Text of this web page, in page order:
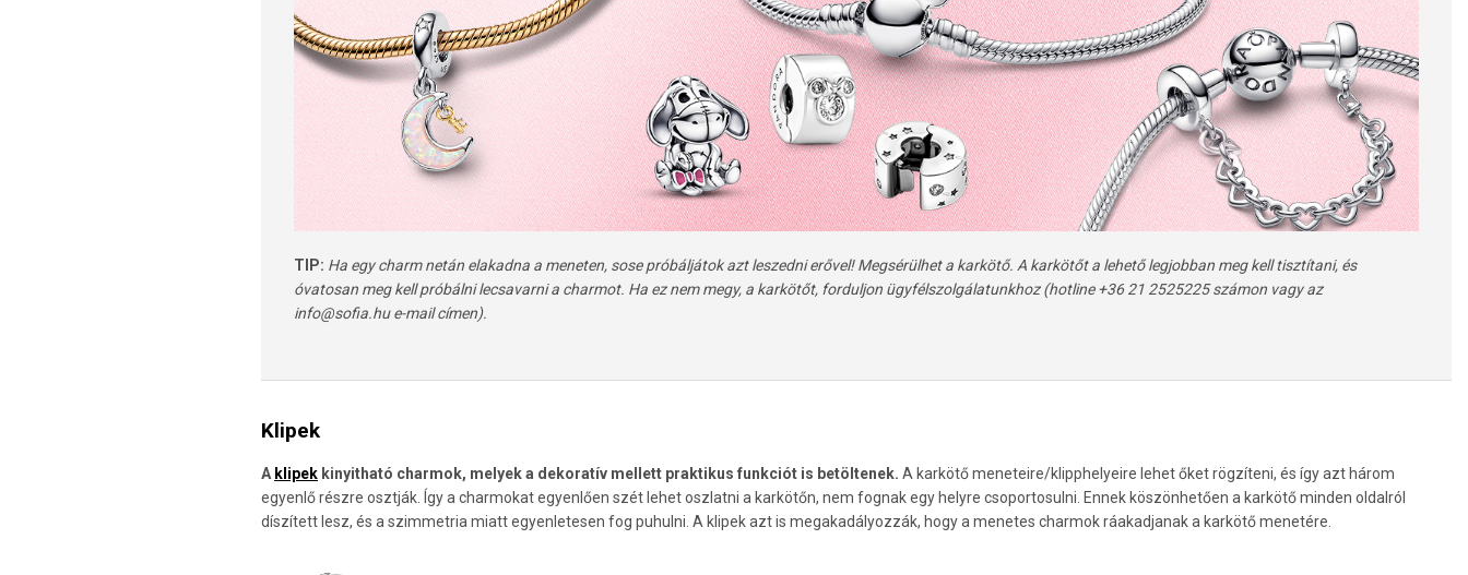
TIP: Ha egy charm netán elakadna a meneten, sose próbáljátok azt leszedni erővel! Megsérülhet a karkötő. A karkötőt a lehető legjobban meg kell tisztítani, és
óvatosan meg kell próbálni lecsavarni a charmot. Ha ez nem megy, a karkötőt, forduljon ügyfélszolgálatunkhoz (hotline +36 21 2525225 számon vagy az
info@sofia.hu e-mail címen).
Klipek
A klipek kinyitható charmok, melyek a dekoratív mellett praktikus funkciót is betöltenek. A karkötő meneteire/klipphelyeire lehet őket rögzíteni, és így azt három
egyenlő részre osztják. Így a charmokat egyenlően szét lehet oszlatni a karkötőn, nem fognak egy helyre csoportosulni. Ennek köszönhetően a karkötő minden oldalról
díszített lesz, és a szimmetria miatt egyenletesen fog puhulni. A klipek azt is megakadályozzák, hogy a menetes charmok ráakadjanak a karkötő menetére.